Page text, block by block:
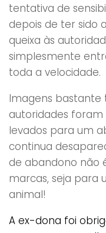
tentativa de
depois de ter sido
queixa às
simplesmente
toda a velocidade.
Imagens bastante
autoridades
levados para um
continua
de abandono não
marcas, seja para
animal!
A ex-dona foi